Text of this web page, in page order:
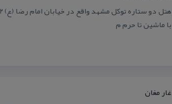
با ماشین تا حرم م
غار مغان